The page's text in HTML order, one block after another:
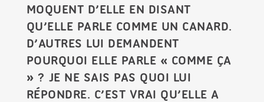
MOQUENT D’ELLE EN DISANT
QU’ELLE PARLE COMME UN CANARD.
D’AUTRES LUI DEMANDENT
POURQUOI ELLE PARLE « COMME ÇA
» ? JE NE SAIS PAS QUOI LUI
RÉPONDRE. C’EST VRAI QU’ELLE A